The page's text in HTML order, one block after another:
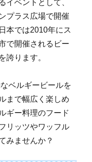
イベントとして、
プラス広場で開催
本では2010年にス
で開催されるビー
誇ります。
ベルギービールを
まで幅広く楽しめ
ギー料理のフード
リッツやワッフル
みませんか？